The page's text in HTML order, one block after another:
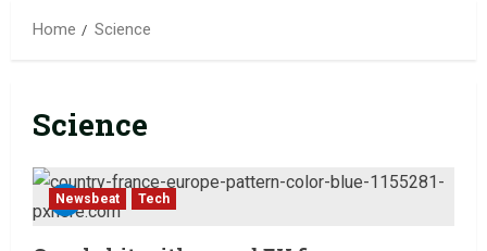
Home Science
Science
Newsbeat Tech